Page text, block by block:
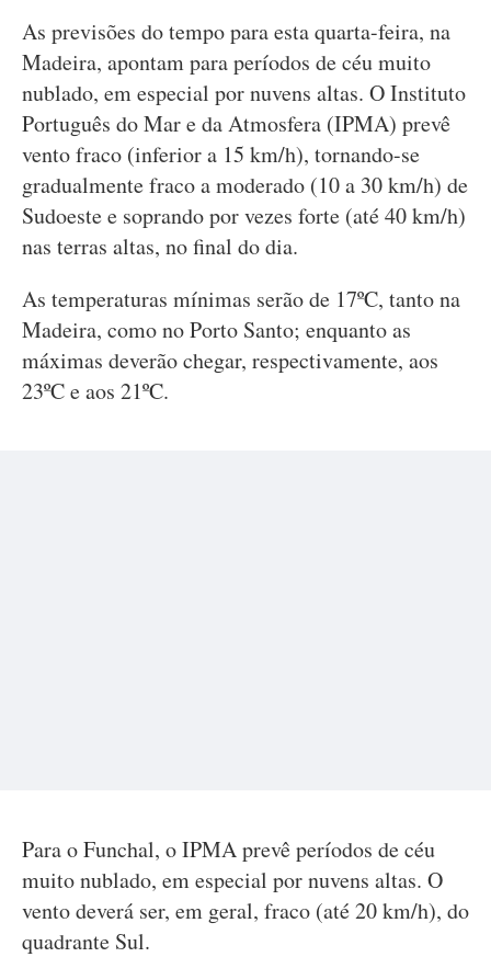
As previsões do tempo para esta quarta-feira, na
Madeira, apontam para períodos de céu muito
nublado, em especial por nuvens altas. O Instituto
Português do Mar e da Atmosfera (IPMA) prevê
vento fraco (inferior a 15 km/h), tornando-se
gradualmente fraco a moderado (10 a 30 km/h) de
Sudoeste e soprando por vezes forte (até 40 km/h)
nas terras altas, no final do dia.
As temperaturas mínimas serão de 17ºC, tanto na
Madeira, como no Porto Santo; enquanto as
máximas deverão chegar, respectivamente, aos
23ºC e aos 21ºC.
Para o Funchal, o IPMA prevê períodos de céu
muito nublado, em especial por nuvens altas. O
vento deverá ser, em geral, fraco (até 20 km/h), do
quadrante Sul.